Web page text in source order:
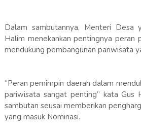
Dalam sambutannya, Menteri Desa
Halim menekankan pentingnya peran
mendukung pembangunan pariwisata
“Peran pemimpin daerah dalam
pariwisata sangat penting” kata Gus
sambutan seusai memberikan
yang masuk Nominasi.